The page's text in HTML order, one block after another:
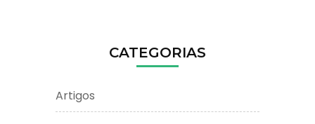
CATEGORIAS
Artigos